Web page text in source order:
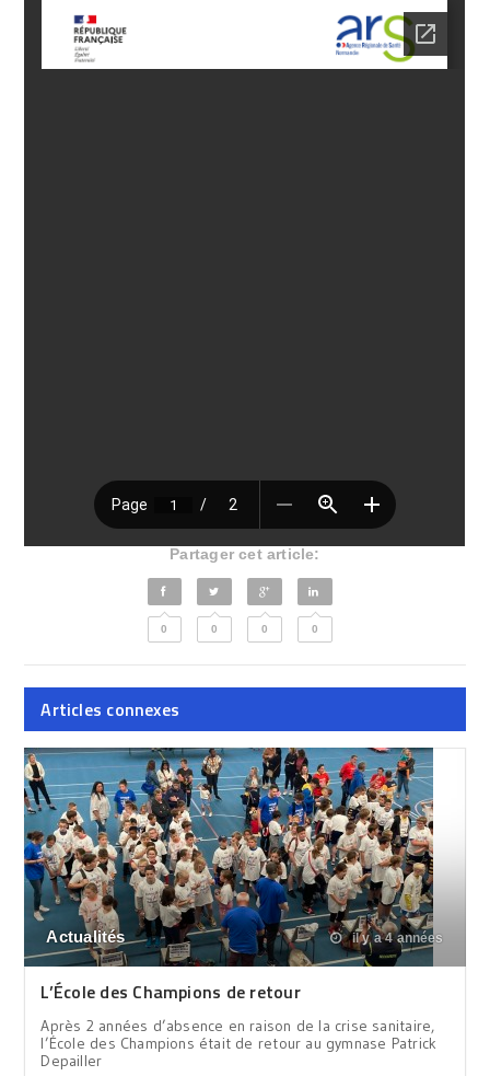
Partager cet article:
0 0 0 0
Articles connexes
Actualités il y a 4 années
L’École des Champions de retour
Après 2 années d’absence en raison de la crise sanitaire,
l’École des Champions était de retour au gymnase Patrick
Depailler